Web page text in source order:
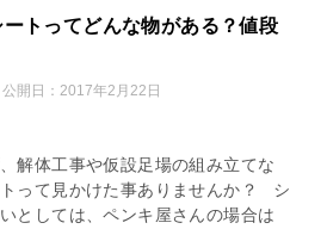
トってどんな物がある？値段
公開日： 2017年2月22日
解体工事や仮設足場の組み立てな
って見かけた事ありませんか？ シ
としては、ペンキ屋さんの場合は